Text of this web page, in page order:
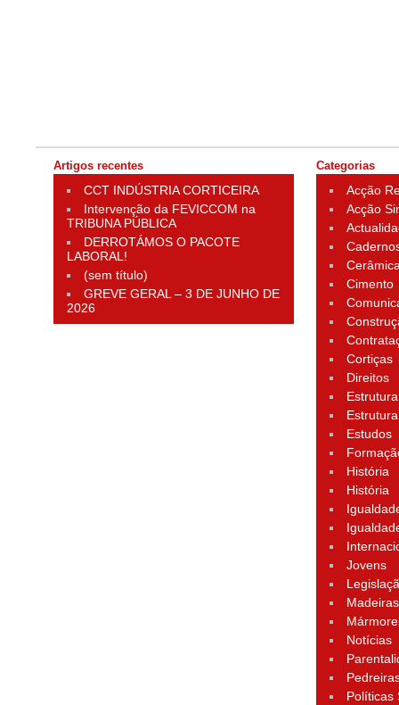
Artigos recentes
CCT INDÚSTRIA CORTICEIRA
Intervenção da FEVICCOM na
TRIBUNA PÚBLICA
DERROTÁMOS O PACOTE
LABORAL!
(sem título)
GREVE GERAL – 3 DE JUNHO DE
2026
Categorias
Acção
Acção
Cimento
Cortiças
Direitos
Estudos
História
História
Jovens
Madeiras
Notícias
Políticas